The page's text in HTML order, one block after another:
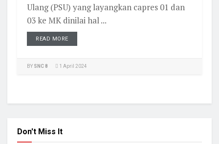
Ulang (PSU) yang layangkan capres 01 dan
03 ke MK dinilai hal ...
READ MORE
BY SNC 8 1 April 2024
Don't Miss It